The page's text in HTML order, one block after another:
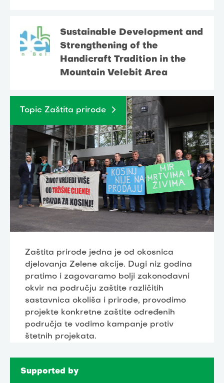
Sustainable Development and
Strengthening of the
Handicraft Tradition in the
Mountain Velebit Area
Topic Zaštita prirode
Zaštita prirode jedna je od okosnica
djelovanja Zelene akcije. Dugi niz godina
pratimo i zagovaramo bolji zakonodavni
okvir na području zaštite različitih
sastavnica okoliša i prirode, provodimo
projekte konkretne zaštite određenih
područja te vodimo kampanje protiv
štetnih projekata.
Supported by